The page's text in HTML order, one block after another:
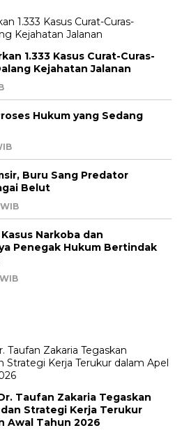
1.333 Kasus Curat-Curas-
Kejahatan Jalanan
Hukum yang Sedang
Buru Sang Predator
Belut
Narkoba dan
Penegak Hukum Bertindak
Taufan Zakaria Tegaskan
Strategi Kerja Terukur
Awal Tahun 2026